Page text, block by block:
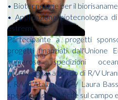
• Biotecnologie per il
• Applicazione biotecnologica
estremi.
Partecipante a progetti
progetti finanziati dall'Unione
numerose spedizioni
internazionali a bordo di R/V
I, R/V L'Atalante, R/V Laura
spedizioni sceintifiche sul campo